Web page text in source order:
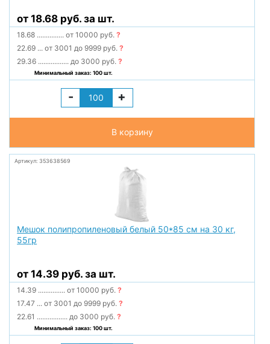
от 18.68 руб. за шт.
18.68 ............... от 10000 руб.?
22.69 ... от 3001 до 9999 руб.?
29.36 ................. до 3000 руб.?
Минимальный заказ: 100 шт.
- +
В корзину
Артикул: 353638569
Мешок полипропиленовый белый 50*85 см на 30 кг,
55гр
от 14.39 руб. за шт.
14.39 ............... от 10000 руб.?
17.47 ... от 3001 до 9999 руб.?
22.61 ................. до 3000 руб.?
Минимальный заказ: 100 шт.